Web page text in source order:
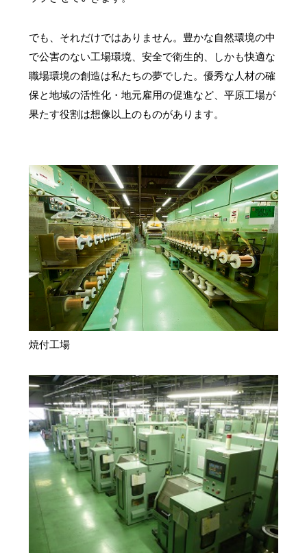
でも、それだけではありません。豊かな自然環境の中
で公害のない工場環境、安全で衛生的、しかも快適な
職場環境の創造は私たちの夢でした。優秀な人材の確
保と地域の活性化・地元雇用の促進など、平原工場が
果たす役割は想像以上のものがあります。
焼付工場